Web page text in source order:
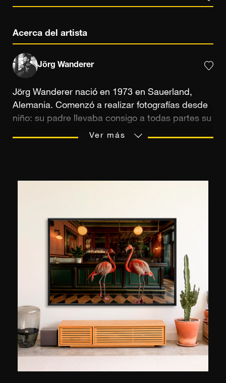
Acerca del artista
Jörg Wanderer
Jörg Wanderer nació en 1973 en Sauerland,
Alemania. Comenzó a realizar fotografías desde
niño: su padre llevaba consigo a todas partes su
cámara SLR, de modo que la fotografía siempre
Ver más